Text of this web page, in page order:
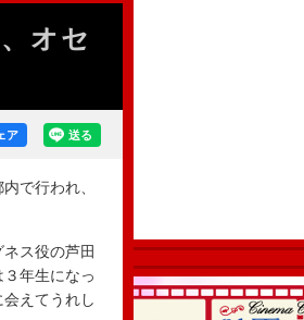
オセ
送る
ア
で行われ、
ス役の芦田
年生になっ
えてうれし